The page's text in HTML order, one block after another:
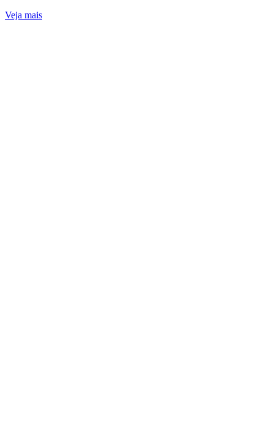
Veja mais